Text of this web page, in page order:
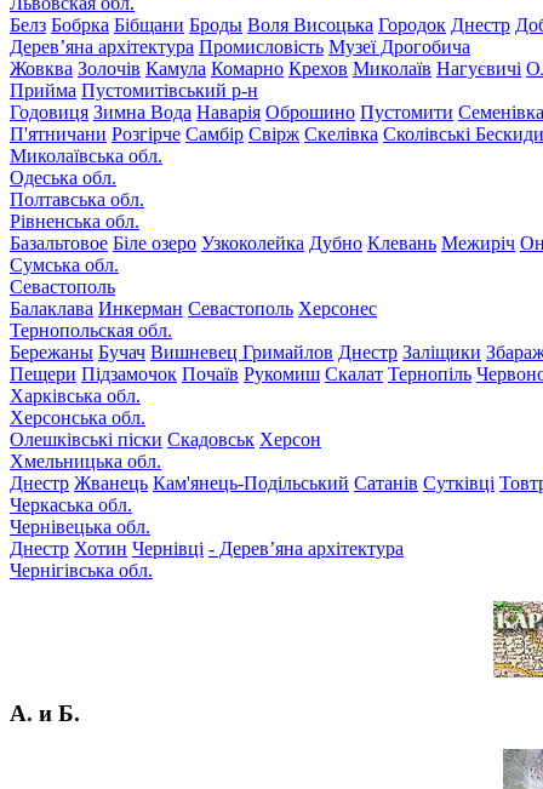
Белз Бобрка Бібщани Броды Воля Висоцька Городок Днестр
Дерев’яна архітектура Промисловість Музеї Дрогобича
Жовква Золочів Камула Комарно Крехов Миколаїв Нагуєвичі
Прийма Пустомитівський р-н
Годовиця Зимна Вода Наварія Оброшино Пустомити Семенівка
П'ятничани Розгірче Самбір Свірж Скелівка Сколівські Бескиди
Миколаївська обл.
Одеська обл.
Полтавська обл.
Рівненська обл.
Базальтовое Біле озеро Узкоколейка Дубно Клевань Межиріч
Сумська обл.
Севастополь
Балаклава Инкерман Севастополь Херсонес
Тернопольская обл.
Бережаны Бучач Вишневец Гримайлов Днестр Заліщики
Пещери Підзамочок Почаїв Рукомиш Скалат Тернопіль
Харківська обл.
Херсонська обл.
Олешківські піски Скадовськ Херсон
Хмельницька обл.
Днестр Жванець Кам'янець-Подільський Сатанів Сутківці
Черкаська обл.
Чернівецька обл.
Днестр Хотин Чернівці - Дерев’яна архітектура
Чернігівська обл.
А. и Б.